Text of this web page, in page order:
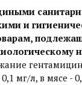
и
мг/л, в мясе -